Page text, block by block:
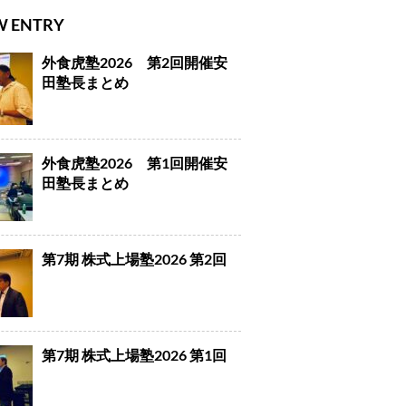
ENTRY
外食虎塾2026 第2回開催安
田塾長まとめ
外食虎塾2026 第1回開催安
田塾長まとめ
第7期 株式上場塾2026 第2回
第7期 株式上場塾2026 第1回